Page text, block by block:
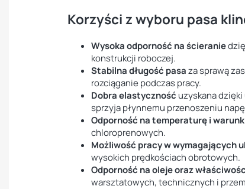
Korzyści z wyboru pasa
Wysoka odporność na ścieranie
konstrukcji roboczej.
Stabilna długość pasaza sprawą
rozciąganie podczas pracy.
Dobra elastyczność uzyskana
sprzyja płynnemu przenoszeniu
Odporność na temperaturę i
chloroprenowych.
Możliwość pracy w wymagających
wysokich prędkościach obrotowych.
Odporność na oleje oraz
warsztatowych, technicznych i